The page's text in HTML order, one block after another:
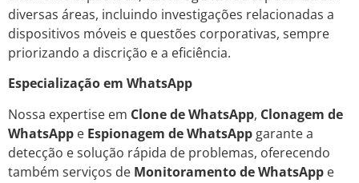
diversas áreas, incluindo investigações relacionadas a
dispositivos móveis e questões corporativas, sempre
priorizando a discrição e a eficiência.
Especialização em WhatsApp
Nossa expertise em Clone de WhatsApp, Clonagem de
WhatsApp e Espionagem de WhatsApp garante a
detecção e solução rápida de problemas, oferecendo
também serviços de Monitoramento de WhatsApp e